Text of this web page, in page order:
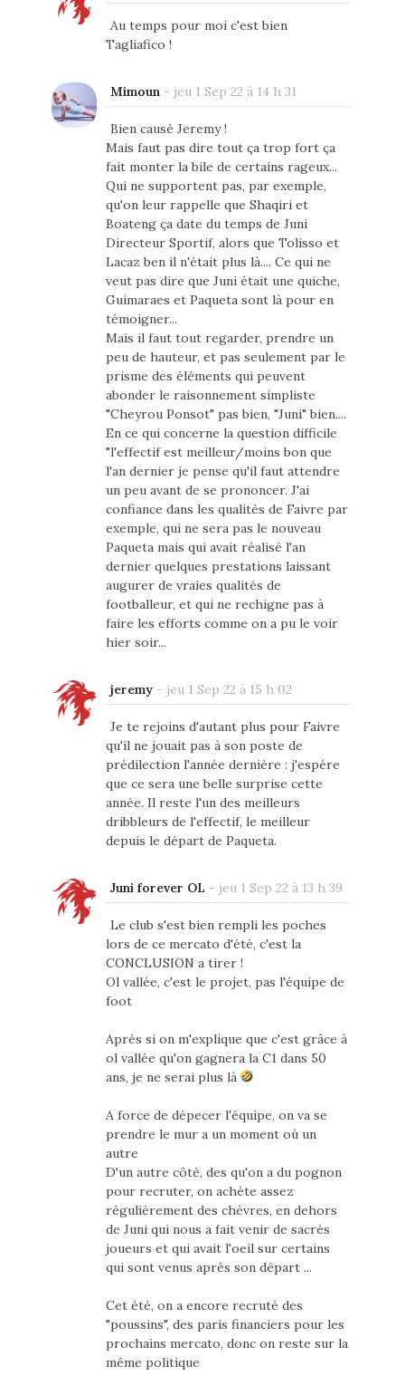
Au temps pour moi c'est bien
Tagliafico !
Mimoun - jeu 1 Sep 22 à 14 h 31
Bien causé Jeremy !
Mais faut pas dire tout ça trop fort ça
fait monter la bile de certains rageux...
Qui ne supportent pas, par exemple,
qu'on leur rappelle que Shaqiri et
Boateng ça date du temps de Juni
Directeur Sportif, alors que Tolisso et
Lacaz ben il n'était plus là.... Ce qui ne
veut pas dire que Juni était une quiche,
Guimaraes et Paqueta sont là pour en
témoigner...
Mais il faut tout regarder, prendre un
peu de hauteur, et pas seulement par le
prisme des éléments qui peuvent
abonder le raisonnement simpliste
"Cheyrou Ponsot" pas bien, "Juni" bien....
En ce qui concerne la question difficile
"l'effectif est meilleur/moins bon que
l'an dernier je pense qu'il faut attendre
un peu avant de se prononcer. J'ai
confiance dans les qualités de Faivre par
exemple, qui ne sera pas le nouveau
Paqueta mais qui avait réalisé l'an
dernier quelques prestations laissant
augurer de vraies qualités de
footballeur, et qui ne rechigne pas à
faire les efforts comme on a pu le voir
hier soir...
jeremy- jeu 1 Sep 22 à 15 h 02
Je te rejoins d'autant plus pour Faivre
qu'il ne jouait pas à son poste de
prédilection l'année dernière : j'espère
que ce sera une belle surprise cette
année. Il reste l'un des meilleurs
dribbleurs de l'effectif, le meilleur
depuis le départ de Paqueta.
Juni forever OL - jeu 1 Sep 22 à 13 h 39
Le club s'est bien rempli les poches
lors de ce mercato d'été, c'est la
CONCLUSION a tirer !
Ol vallée, c'est le projet, pas l'équipe de
foot
Après si on m'explique que c'est grâce à
ol vallée qu'on gagnera la C1 dans 50
ans, je ne serai plus là
A force de dépecer l'équipe, on va se
prendre le mur a un moment où un
autre
D'un autre côté, des qu'on a du pognon
pour recruter, on achète assez
régulièrement des chèvres, en dehors
de Juni qui nous a fait venir de sacrés
joueurs et qui avait l'oeil sur certains
qui sont venus après son départ ...
Cet été, on a encore recruté des
"poussins", des paris financiers pour les
prochains mercato, donc on reste sur la
même politique